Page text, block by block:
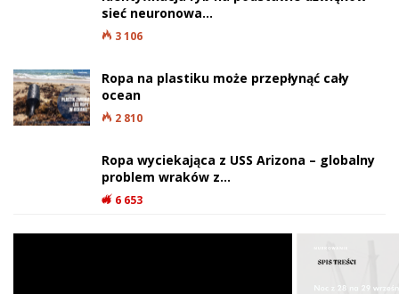
sieć neuronowa…
3 106
Ropa na plastiku może przepłynąć cały
ocean
2 810
Ropa wyciekająca z USS Arizona – globalny
problem wraków z…
6 653